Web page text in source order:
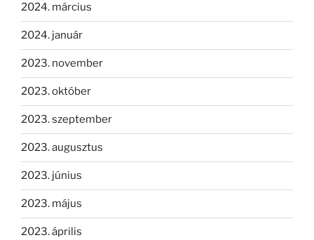
2024. március
2024. január
2023. november
2023. október
2023. szeptember
2023. augusztus
2023. június
2023. május
2023. április